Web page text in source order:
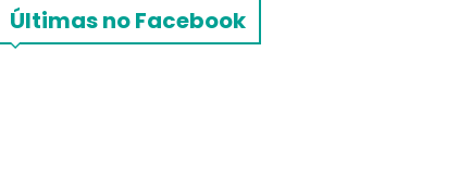
Últimas no Facebook